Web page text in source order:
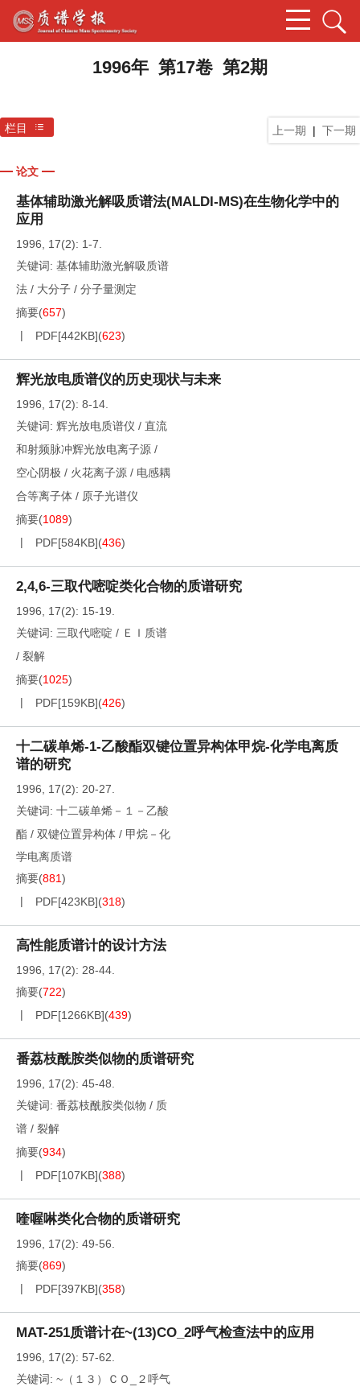
1996年 第17卷 第2期
上一期 | 下一期
栏目
论文
基体辅助激光解吸质谱法(MALDI-MS)在生物化学中的
应用
1996, 17(2): 1-7.
关键词: 基体辅助激光解吸质谱
法 / 大分子 / 分子量测定
摘要(657)
PDF[442KB](623)
辉光放电质谱仪的历史现状与未来
1996, 17(2): 8-14.
关键词: 辉光放电质谱仪 / 直流
和射频脉冲辉光放电离子源 /
空心阴极 / 火花离子源 / 电感耦
合等离子体 / 原子光谱仪
摘要(1089)
PDF[584KB](436)
2,4,6-三取代嘧啶类化合物的质谱研究
1996, 17(2): 15-19.
关键词: 三取代嘧啶 / ＥＩ质谱
/ 裂解
摘要(1025)
PDF[159KB](426)
十二碳单烯-1-乙酸酯双键位置异构体甲烷-化学电离质
谱的研究
1996, 17(2): 20-27.
关键词: 十二碳单烯－１－乙酸
酯 / 双键位置异构体 / 甲烷－化
学电离质谱
摘要(881)
PDF[423KB](318)
高性能质谱计的设计方法
1996, 17(2): 28-44.
摘要(722)
PDF[1266KB](439)
番荔枝酰胺类似物的质谱研究
1996, 17(2): 45-48.
关键词: 番荔枝酰胺类似物 / 质
谱 / 裂解
摘要(934)
PDF[107KB](388)
喹喔啉类化合物的质谱研究
1996, 17(2): 49-56.
摘要(869)
PDF[397KB](358)
MAT-251质谱计在~(13)CO_2呼气检查法中的应用
1996, 17(2): 57-62.
关键词: ~（１３）ＣＯ_２呼气